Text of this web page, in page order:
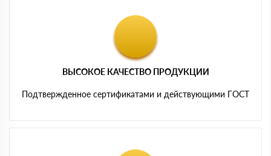
ВЫСОКОЕ КАЧЕСТВО ПРОДУКЦИИ
Подтвержденное сертификатами и действующими ГОСТ